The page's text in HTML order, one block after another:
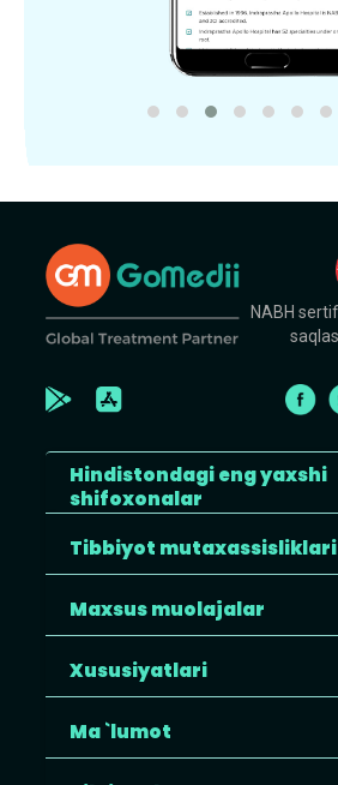
NABH
Hindistondagi eng yaxshi
shifoxonalar
Tibbiyot mutaxassisliklari
Maxsus muolajalar
Xususiyatlari
Ma `lumot